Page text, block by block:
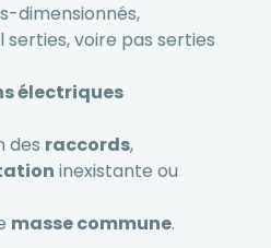
dimensionnés,
serties, voire pas serties
électriques
des raccords,
inexistante ou
masse commune.